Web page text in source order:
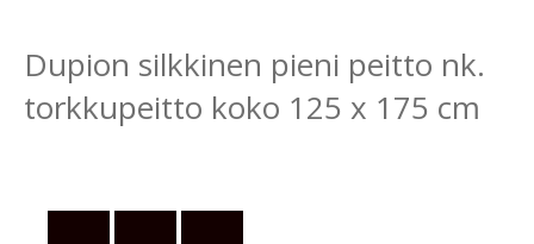
Dupion silkkinen pieni peitto nk.
torkkupeitto koko 125 x 175 cm